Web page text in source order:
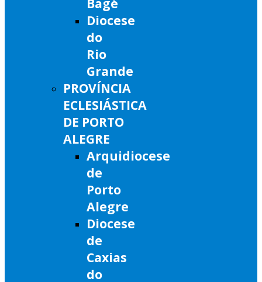
Bagé
Diocese
do
Rio
Grande
PROVÍNCIA
ECLESIÁSTICA
DE PORTO
ALEGRE
Arquidiocese
de
Porto
Alegre
Diocese
de
Caxias
do